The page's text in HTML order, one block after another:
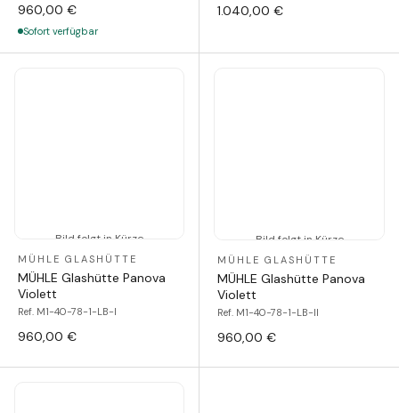
960,00 €
Sofort verfügbar
1.040,00 €
Bild folgt in Kürze
MÜHLE GLASHÜTTE
MÜHLE Glashütte Panova
Violett
Ref. M1-40-78-1-LB-I
960,00 €
Bild folgt in Kürze
MÜHLE GLASHÜTTE
MÜHLE Glashütte Panova
Violett
Ref. M1-40-78-1-LB-II
960,00 €